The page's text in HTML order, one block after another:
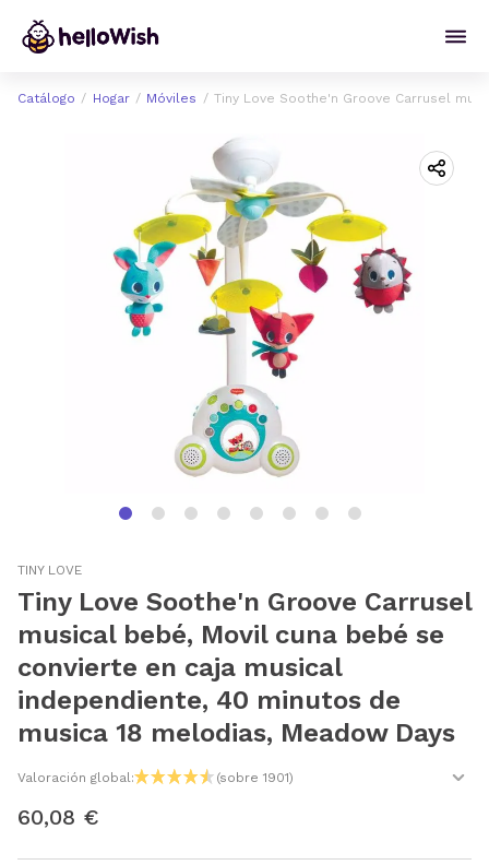
Catálogo Hogar Móviles Tiny Love Soothe'n Groove Carrusel
TINY LOVE
Tiny Love Soothe'n Groove Carrusel
musical bebé, Movil cuna bebé se
convierte en caja musical
independiente, 40 minutos de
musica 18 melodias, Meadow Days
Valoración global: (sobre 1901)
60,08 €